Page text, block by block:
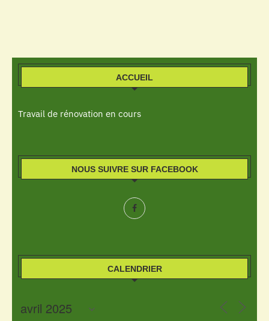
ACCUEIL
Travail de rénovation en cours
NOUS SUIVRE SUR FACEBOOK
CALENDRIER